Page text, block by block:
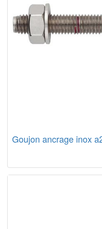
Goujon ancrage inox